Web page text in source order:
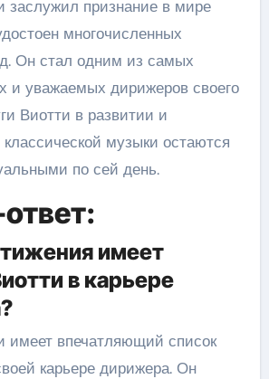
заслужил признание в мире
многочисленных
Он стал одним из самых
и уважаемых дирижеров своего
Виотти в развитии и
музыки остаются
по сей день.
имеет
в карьере
имеет впечатляющий список
карьере дирижера. Он